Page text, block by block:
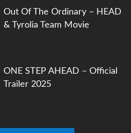
Out Of The Ordinary – HEAD
& Tyrolia Team Movie
ONE STEP AHEAD – Official
Trailer 2025